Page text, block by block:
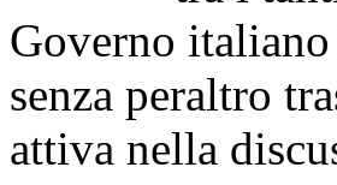
Governo
senza peraltro
attiva nella